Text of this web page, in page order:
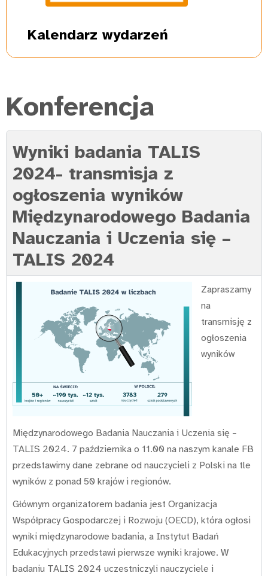
Kalendarz wydarzeń
Konferencja
Wyniki badania TALIS
2024- transmisja z
ogłoszenia wyników
Międzynarodowego Badania
Nauczania i Uczenia się –
TALIS 2024
Zapraszamy
na
transmisję z
ogłoszenia
wyników
Międzynarodowego Badania Nauczania i Uczenia się –
TALIS 2024. 7 października o 11.00 na naszym kanale FB
przedstawimy dane zebrane od nauczycieli z Polski na tle
wyników z ponad 50 krajów i regionów.
Głównym organizatorem badania jest Organizacja
Współpracy Gospodarczej i Rozwoju (OECD), która ogłosi
wyniki międzynarodowe badania, a Instytut Badań
Edukacyjnych przedstawi pierwsze wyniki krajowe. W
badaniu TALIS 2024 uczestniczyli nauczyciele i